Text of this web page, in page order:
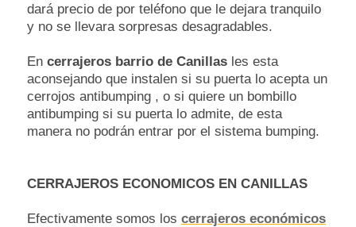
dará precio de por teléfono que le dejara tranquilo
y no se llevara sorpresas desagradables.
En cerrajeros barrio de Canillas les esta
aconsejando que instalen si su puerta lo acepta un
cerrojos antibumping , o si quiere un bombillo
antibumping si su puerta lo admite, de esta
manera no podrán entrar por el sistema bumping.
CERRAJEROS ECONOMICOS EN CANILLAS
Efectivamente somos los cerrajeros económicos